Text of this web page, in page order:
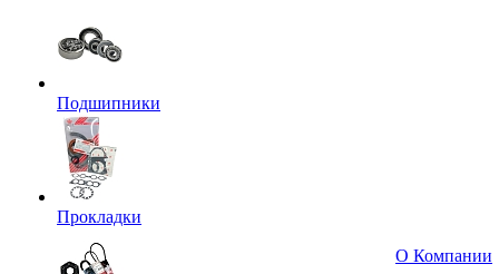
Подшипники
Прокладки
О Компании